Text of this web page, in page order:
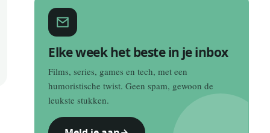
Elke week het beste in je inbox
Films, series, games en tech, met een
humoristische twist. Geen spam, gewoon de
leukste stukken.